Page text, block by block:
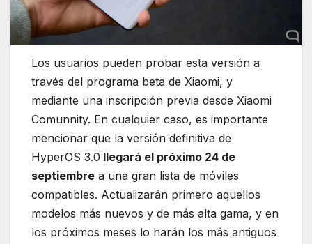
Los usuarios pueden probar esta versión a
través del programa beta de Xiaomi, y
mediante una inscripción previa desde Xiaomi
Comunnity. En cualquier caso, es importante
mencionar que la versión definitiva de
HyperOS 3.0 llegará el próximo 24 de
septiembre a una gran lista de móviles
compatibles. Actualizarán primero aquellos
modelos más nuevos y de más alta gama, y en
los próximos meses lo harán los más antiguos